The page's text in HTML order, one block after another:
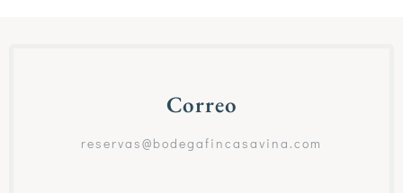
Correo
reservas@bodegafincasavina.com